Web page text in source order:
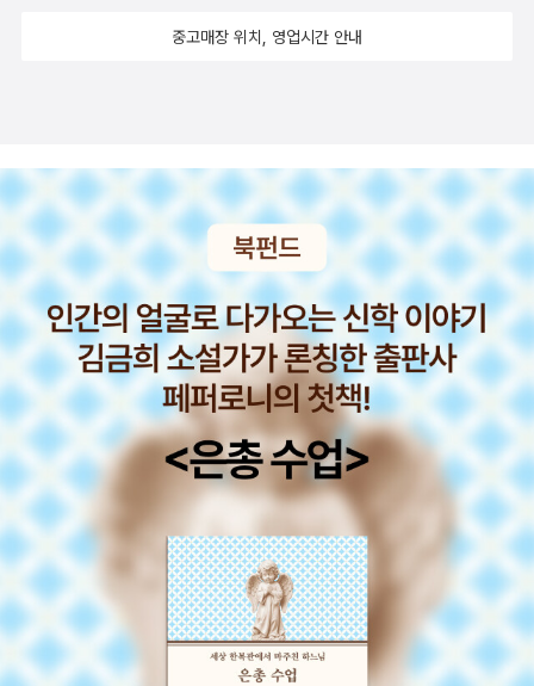
중고매장 위치, 영업시간 안내